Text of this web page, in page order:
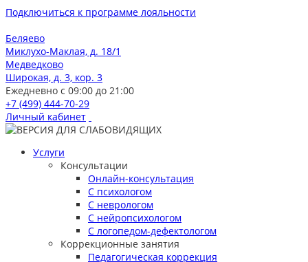
Подключиться к программе лояльности
Беляево
Миклухо-Маклая, д. 18/1
Медведково
Широкая, д. 3, кор. 3
Ежедневно с 09:00 до 21:00
+7 (499) 444-70-29
Личный кабинет
Услуги
Консультации
Онлайн-консультация
С психологом
С неврологом
С нейропсихологом
С логопедом-дефектологом
Коррекционные занятия
Педагогическая коррекция